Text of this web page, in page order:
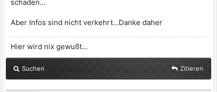
schaden...
Aber Infos sind nicht verkehrt...Danke daher
Hier wird nix gewußt...
Suchen Zitieren